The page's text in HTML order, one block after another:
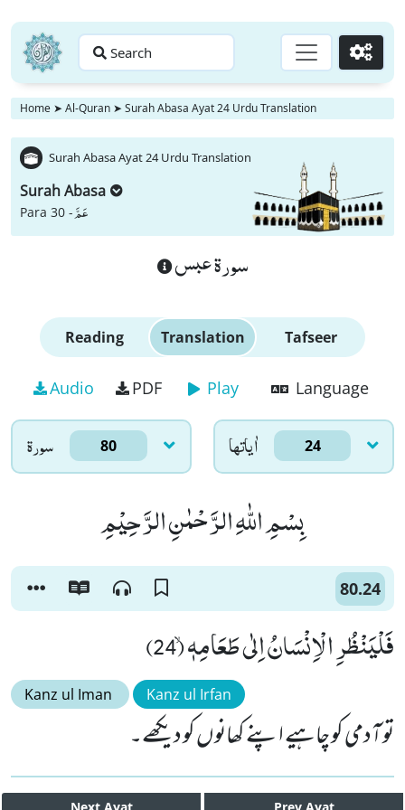
Search Go
Home ➤ Al-Quran ➤ Surah Abasa Ayat 24 Urdu Translation
Surah Abasa Ayat 24 Urdu Translation
Surah Abasa
Para 30 -عَمَّ
سورة عبس
Reading Translation Tafseer
Audio PDF Play Language
سورۃ 80 اٰياتها 24
بِسْمِ اللّٰهِ الرَّحْمٰنِ الرَّحِیْمِ
80.24
فَلْیَنْظُرِ الْاِنْسَانُ اِلٰى طَعَامِهٖۙ (24)
Kanz ul Iman Kanz ul Irfan
تو آدمی کو چاہیے اپنے کھانوں کو دیکھے۔